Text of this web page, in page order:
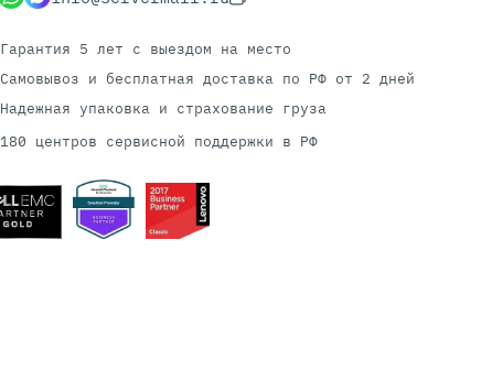
С GPU AMD
С 4 GPU
С 8 GPU
Гарантия 5 лет с выездом на место
Самовывоз и бесплатная доставка по РФ от 2 дней
Надежная упаковка и страхование груза
180 центров сервисной поддержки в РФ